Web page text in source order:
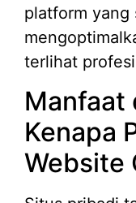
platform yang
terlihat
Manfaat
Kenapa
Website